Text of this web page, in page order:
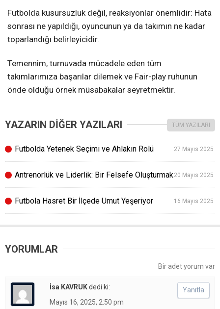
Futbolda kusursuzluk değil, reaksiyonlar önemlidir: Hata
sonrası ne yapıldığı, oyuncunun ya da takımın ne kadar
toparlandığı belirleyicidir.
Temennim, turnuvada mücadele eden tüm
takımlarımıza başarılar dilemek ve Fair-play ruhunun
önde olduğu örnek müsabakalar seyretmektir.
YAZARIN DİĞER YAZILARI TÜM YAZILARI
Futbolda Yetenek Seçimi ve Ahlakın Rolü 27 Mayıs 2025
Antrenörlük ve Liderlik: Bir Felsefe Oluşturmak 20 Mayıs 2025
Futbola Hasret Bir İlçede Umut Yeşeriyor 16 Mayıs 2025
YORUMLAR
Bir adet yorum var
İsa KAVRUKdedi ki:
Mayıs 16, 2025, 2:50 pm
Yanıtla